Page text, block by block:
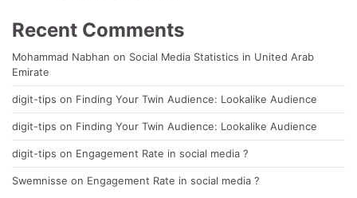
Recent Comments
Mohammad Nabhan on Social Media Statistics in United Arab
Emirate
digit-tips on Finding Your Twin Audience: Lookalike Audience
digit-tips on Finding Your Twin Audience: Lookalike Audience
digit-tips on Engagement Rate in social media ?
Swemnisse on Engagement Rate in social media ?